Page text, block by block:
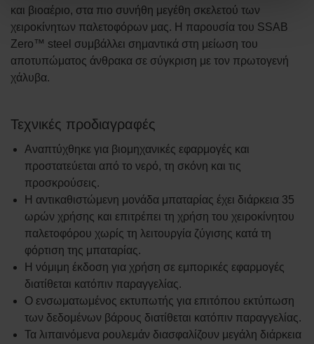
και βιοαέριο, στα πιο συνήθη μεγέθη σκελετού των
χειροκίνητων παλετοφόρων μας. Η παρουσία του SSAB
Zero™ steel συμβάλλει σημαντικά στη μείωση του
αποτυπώματος άνθρακα σε σύγκριση με τον πρωτογενή
χάλυβα.
Τεχνικές προδιαγραφές
Αναπτύχθηκε για βιομηχανικές εφαρμογές και
προστατεύεται από το νερό, τη σκόνη και τις
προσκρούσεις.
Η αντικαθιστώμενη μονάδα μπαταρίας έχει διάρκεια 35
ωρών χρήσης και επιτρέπει τη χρήση του χειροκίνητου
παλετοφόρου χωρίς τη λειτουργία ζύγισης κατά τη
φόρτιση της μπαταρίας.
Η νόμιμη έκδοση για χρήση σε εμπορικές εφαρμογές
διατίθεται κατόπιν παραγγελίας.
Ο ενσωματωμένος εκτυπωτής για επιτόπου εκτύπωση
των δεδομένων βάρους διατίθεται κατόπιν παραγγελίας.
Τα λιπαινόμενα ρουλεμάν διασφαλίζουν μεγάλη διάρκεια